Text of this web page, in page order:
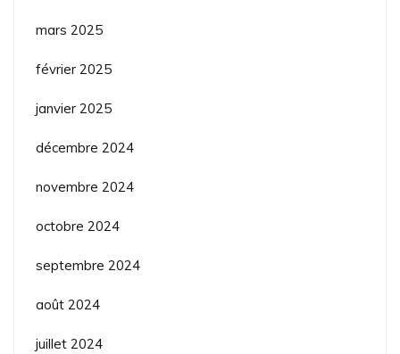
mars 2025
février 2025
janvier 2025
décembre 2024
novembre 2024
octobre 2024
septembre 2024
août 2024
juillet 2024